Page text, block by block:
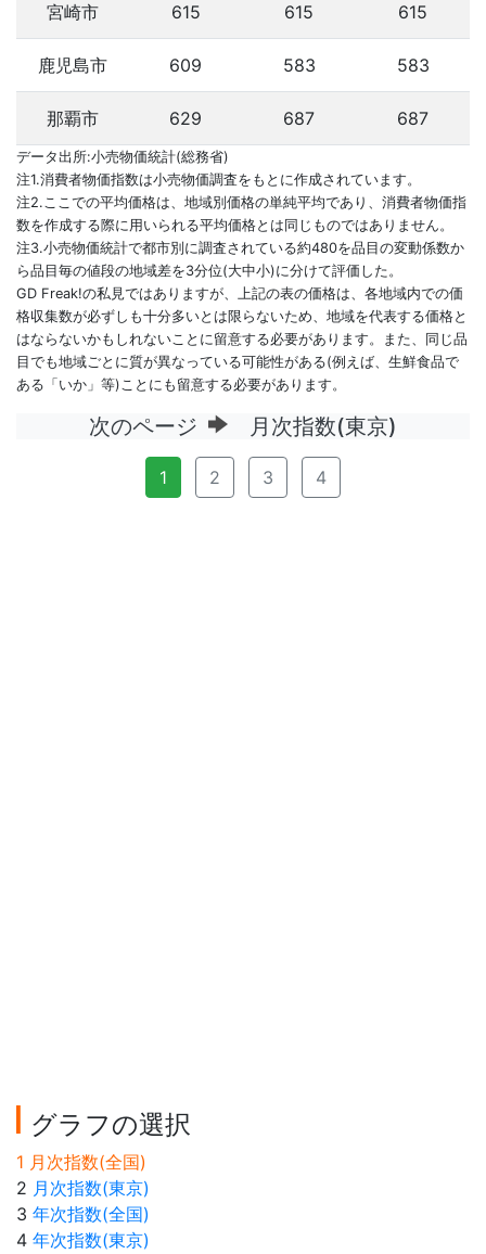
宮崎市 615 615 615
鹿児島市 609 583 583
那覇市 629 687 687
データ出所:小売物価統計(総務省)
注1.消費者物価指数は小売物価調査をもとに作成されています。
注2.ここでの平均価格は、地域別価格の単純平均であり、消費者物価指
数を作成する際に用いられる平均価格とは同じものではありません。
注3.小売物価統計で都市別に調査されている約480を品目の変動係数か
ら品目毎の値段の地域差を3分位(大中小)に分けて評価した。
GD Freak!の私見ではありますが、上記の表の価格は、各地域内での価
格収集数が必ずしも十分多いとは限らないため、地域を代表する価格と
はならないかもしれないことに留意する必要があります。また、同じ品
目でも地域ごとに質が異なっている可能性がある(例えば、生鮮食品で
ある「いか」等)ことにも留意する必要があります。
次のページ 月次指数(東京)
1 2 3 4
グラフの選択
1 月次指数(全国)
2 月次指数(東京)
3 年次指数(全国)
4 年次指数(東京)